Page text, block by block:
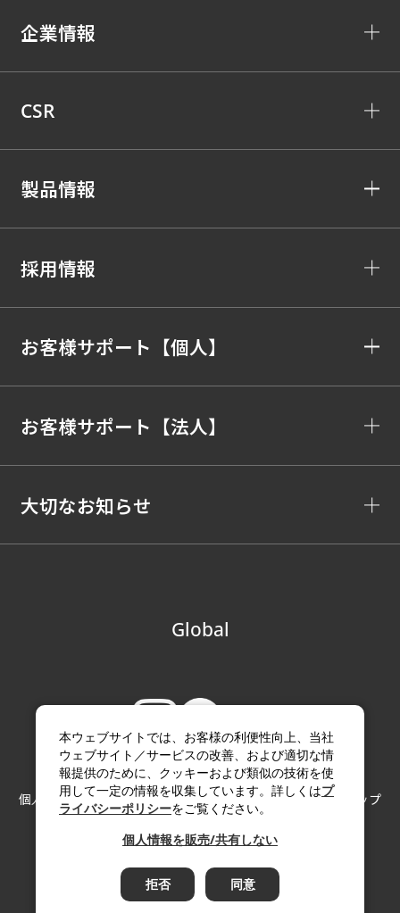
企業情報
CSR
製品情報
採用情報
お客様サポート【個人】
お客様サポート【法人】
大切なお知らせ
Global
個人情報の取り扱い サイトのご利用にあたって サイトマップ
Copyright (c) Paloma Co., LTD. All rights reserved.
本ウェブサイトでは、お客様の利便性向上、当社
ウェブサイト／サービスの改善、および適切な情
報提供のために、クッキーおよび類似の技術を使
用して一定の情報を収集しています。詳しくはプ
ライバシーポリシーをご覧ください。
個人情報を販売/共有しない
拒否 同意